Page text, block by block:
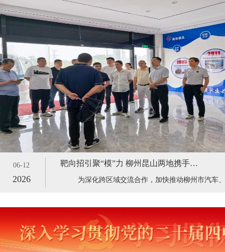
06-12
2026
靶向招引聚“模”力 柳州昆山两地携手深化模具产业交流合作——柳州昆山新能源汽车及模具产业招商引资座谈会顺利召开